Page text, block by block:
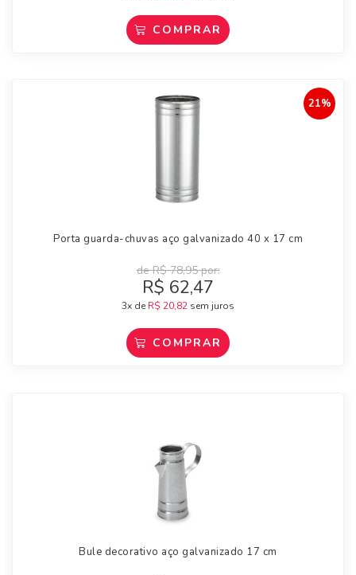
COMPRAR
21%
Porta guarda-chuvas aço galvanizado 40 x 17 cm
deR$78,95por:
R$ 62,47
3x de R$ 20,82 sem juros
COMPRAR
Bule decorativo aço galvanizado 17 cm